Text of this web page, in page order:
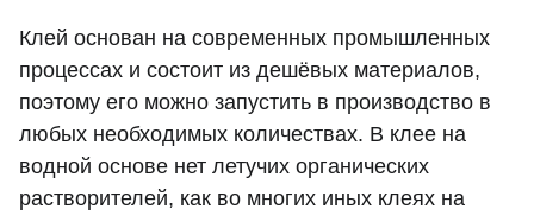
Клей основан на современных промышленных
процессах и состоит из дешёвых материалов,
поэтому его можно запустить в производство в
любых необходимых количествах. В клее на
водной основе нет летучих органических
растворителей, как во многих иных клеях на